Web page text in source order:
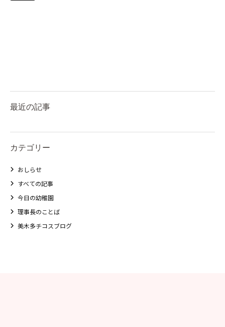
最近の記事
カテゴリー
おしらせ
すべての記事
今日の幼稚園
理事長のことば
美木多チコスブログ